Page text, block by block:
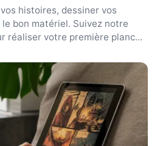
histoires, dessiner vos
bon matériel. Suivez notre
réaliser votre première planc...